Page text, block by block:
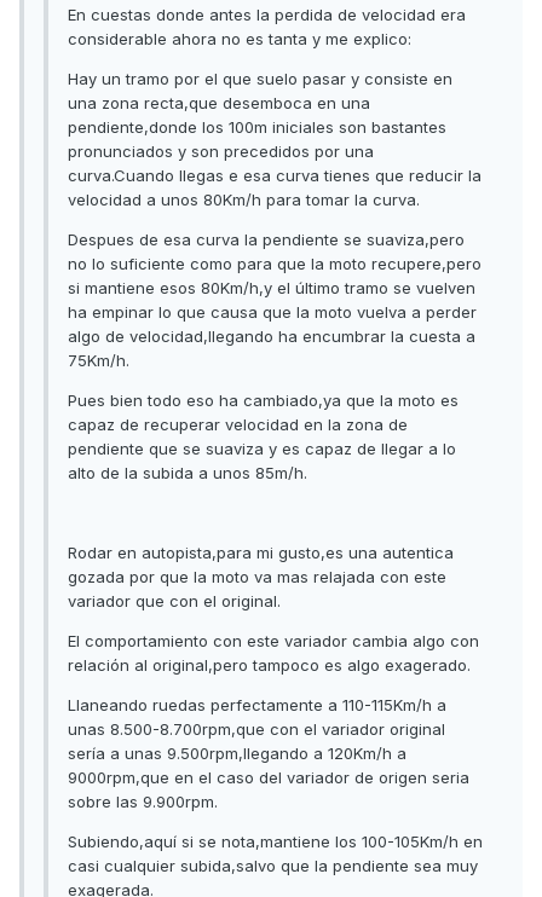
En cuestas donde antes la perdida de velocidad era
considerable ahora no es tanta y me explico:
Hay un tramo por el que suelo pasar y consiste en
una zona recta,que desemboca en una
pendiente,donde los 100m iniciales son bastantes
pronunciados y son precedidos por una
curva.Cuando llegas e esa curva tienes que reducir la
velocidad a unos 80Km/h para tomar la curva.
Despues de esa curva la pendiente se suaviza,pero
no lo suficiente como para que la moto recupere,pero
si mantiene esos 80Km/h,y el último tramo se vuelven
ha empinar lo que causa que la moto vuelva a perder
algo de velocidad,llegando ha encumbrar la cuesta a
75Km/h.
Pues bien todo eso ha cambiado,ya que la moto es
capaz de recuperar velocidad en la zona de
pendiente que se suaviza y es capaz de llegar a lo
alto de la subida a unos 85m/h.
Rodar en autopista,para mi gusto,es una autentica
gozada por que la moto va mas relajada con este
variador que con el original.
El comportamiento con este variador cambia algo con
relación al original,pero tampoco es algo exagerado.
Llaneando ruedas perfectamente a 110-115Km/h a
unas 8.500-8.700rpm,que con el variador original
sería a unas 9.500rpm,llegando a 120Km/h a
9000rpm,que en el caso del variador de origen seria
sobre las 9.900rpm.
Subiendo,aquí si se nota,mantiene los 100-105Km/h en
casi cualquier subida,salvo que la pendiente sea muy
exagerada.